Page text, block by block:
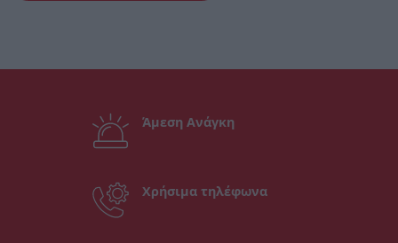
Άμεση Ανάγκη
Χρήσιμα τηλέφωνα